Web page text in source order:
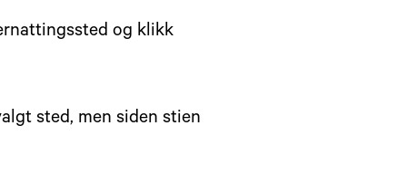
og klikk
sted, men siden stien